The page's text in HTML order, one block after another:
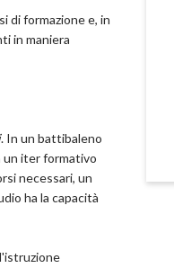
di formazione e, in
in maniera
. In un battibaleno
un iter formativo
necessari, un
ha la capacità